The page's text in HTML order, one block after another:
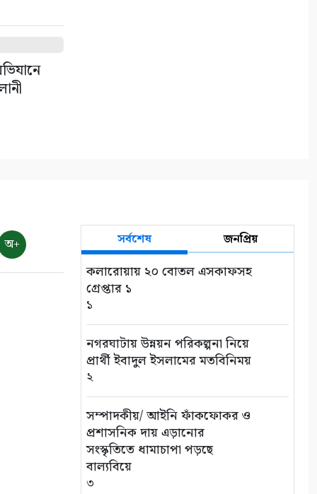
অ+ সর্বশেষ জনপ্রিয়
কলারোয়ায় ২০ বোতল এসকাফসহ
গ্রেপ্তার ১
১
নগরঘাটায় উন্নয়ন পরিকল্পনা নিয়ে
প্রার্থী ইবাদুল ইসলামের মতবিনিময়
২
সম্পাদকীয়/ আইনি ফাঁকফোকর ও
প্রশাসনিক দায় এড়ানোর
সংস্কৃতিতে ধামাচাপা পড়ছে
বাল্যবিয়ে
৩